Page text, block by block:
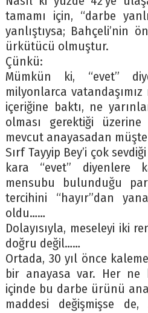
tamamı için, “darbe
yanlıştıysa; Bahçeli’nin
ürkütücü olmuştur.
Çünkü:
Mümkün ki, “evet”
milyonlarca
içeriğine baktı, ne
olması gerektiği
mevcut anayasadan
Sırf Tayyip Bey’i çok
kara “evet” diyenlere
mensubu bulunduğu
tercihini “hayır”dan
oldu……
Dolayısıyla, meseleyi iki
doğru değil……
Ortada, 30 yıl önce
bir anayasa var. Her ne
içinde bu darbe ürünü
maddesi değişmişse